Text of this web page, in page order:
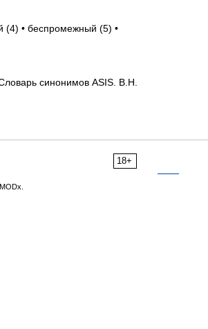
(4) • беспромежный (5) •
синонимов ASIS. В.Н.
18+